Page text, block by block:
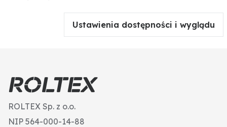
Ustawienia dostępności i wyglądu
ROLTEX Sp. z o.o.
NIP 564-000-14-88